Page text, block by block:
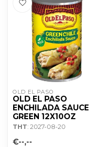
OLD EL PASO
OLD EL PASO
ENCHILADA SAUCE
GREEN 12X10OZ
THT: 2027-08-20
€--,--